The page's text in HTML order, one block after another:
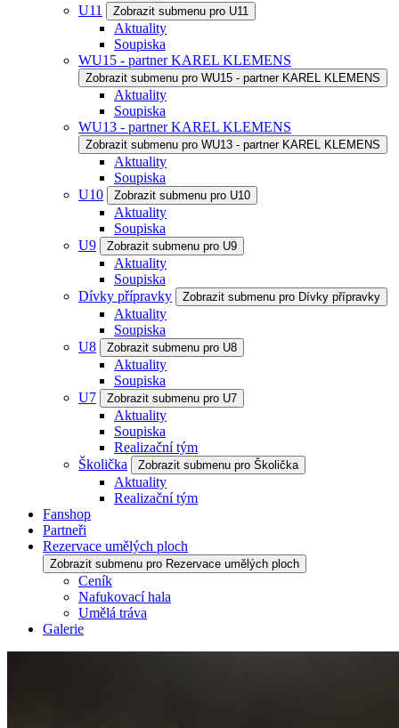
U11
Zobrazit submenu pro U11
Aktuality
Soupiska
WU15 - partner KAREL KLEMENS
Zobrazit submenu pro WU15 - partner KAREL KLEMENS
Aktuality
Soupiska
WU13 - partner KAREL KLEMENS
Zobrazit submenu pro WU13 - partner KAREL KLEMENS
Aktuality
Soupiska
U10
Zobrazit submenu pro U10
Aktuality
Soupiska
U9
Zobrazit submenu pro U9
Aktuality
Soupiska
Dívky přípravky
Zobrazit submenu pro Dívky přípravky
Aktuality
Soupiska
U8
Zobrazit submenu pro U8
Aktuality
Soupiska
U7
Zobrazit submenu pro U7
Aktuality
Soupiska
Realizační tým
Školička
Zobrazit submenu pro Školička
Aktuality
Realizační tým
Fanshop
Partneři
Rezervace umělých ploch
Zobrazit submenu pro Rezervace umělých ploch
Ceník
Nafukovací hala
Umělá tráva
Galerie